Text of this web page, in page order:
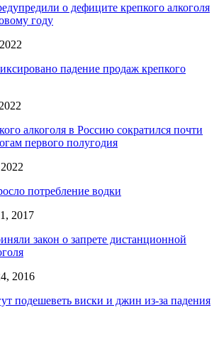
о дефиците крепкого алкоголя
году
падение продаж крепкого
алкоголя в Россию сократился почти
первого полугодия
потребление водки
2017
закон о запрете дистанционной
2016
подешеветь виски и джин из-за падения